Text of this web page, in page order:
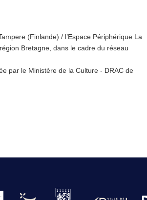
(Finlande) / l’Espace Périphérique La
Bretagne, dans le cadre du réseau
par le Ministère de la Culture - DRAC de